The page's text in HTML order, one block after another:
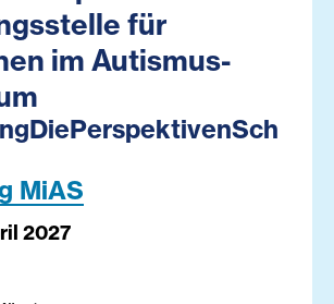
für
im Autismus-
MiAS
2027